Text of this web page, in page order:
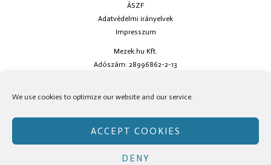
We use cookies to optimize our website and our service.
ACCEPT COOKIES
DENY
ÁSZF
Adatvédelmi irányelvek
Impresszum
Mezek.hu Kft.
Adószám: 28996862-2-13
social oldalainkon!
Copyright © Mezek.hu 2026 Mezek.hu